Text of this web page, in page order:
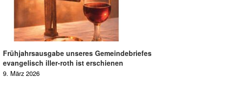
Frühjahrsausgabe unseres Gemeindebriefes
evangelisch iller-roth ist erschienen
9. März 2026